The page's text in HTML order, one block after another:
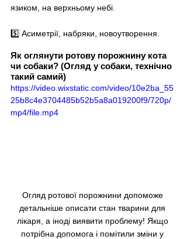
язиком, на верхньому небі.
5️⃣ Асиметрії, набряки, новоутворення.
Як оглянути ротову порожнину кота
чи собаки? (Огляд у собаки, технічно
такий самий)
https://video.wixstatic.com/video/10e2ba_55
25b8c4e3704485b52b5a8a019200f9/720p/
mp4/file.mp4
Огляд ротової порожнини допоможе
детальніше описати стан тварини для
лікаря, а іноді виявити проблему! Якщо
потрібна допомога і помітили зміни у